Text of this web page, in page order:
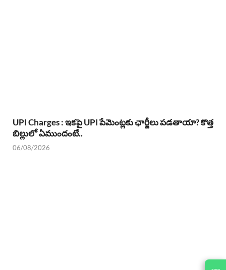
UPI Charges : ఇకపై UPI పేమెంట్లకు ఛార్జీలు పడతాయా? కొత్త
బిల్లులో ఏముందంటే..
06/08/2026